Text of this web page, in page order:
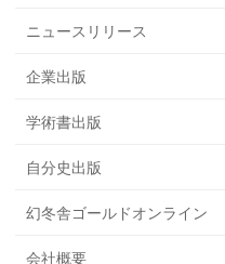
ニュースリリース
企業出版
学術書出版
自分史出版
幻冬舎ゴールドオンライン
会社概要